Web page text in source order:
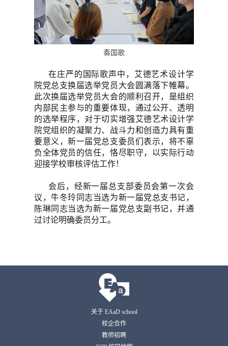
奏国歌
在庄严的国际歌声中，艾德艺术设计学
院党总支换届选举党员大会圆满落下帷幕。
此次换届选举党员大会的顺利召开，是组织
内部民主参与的重要体现，通过公开、透明
的选举程序，对于切实增强艾德艺术设计学
院党组织的凝聚力、战斗力和创造力具有重
要意义，新一届党总支委员们表示，将不辜
负全体党员的信任，恪尽职守，以实际行动
迎接学校审核评估工作！
会后，经新一届总支部委员会第一次会
议，牛冬玲同志当选为新一届党总支书记，
陈琳同志当选为新一届党总支副书记，并通
过讨论明确委员分工。
关于 EAaD school
校企合作
教师招聘